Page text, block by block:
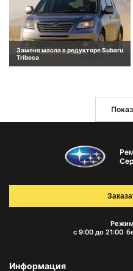
Замена масла в редукторе Subaru
Tribeca
с 9:00 до 21:00
Информация